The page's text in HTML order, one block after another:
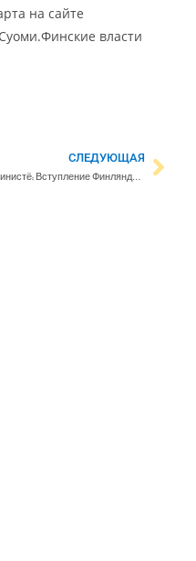
на сайте
власти
СЛЕДУЮЩАЯ
Ниинистё: Вступление Финляндии в НАТО таит большие риски